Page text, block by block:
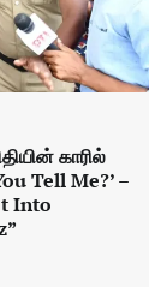
காரில்
Tell Me?’ –
Into